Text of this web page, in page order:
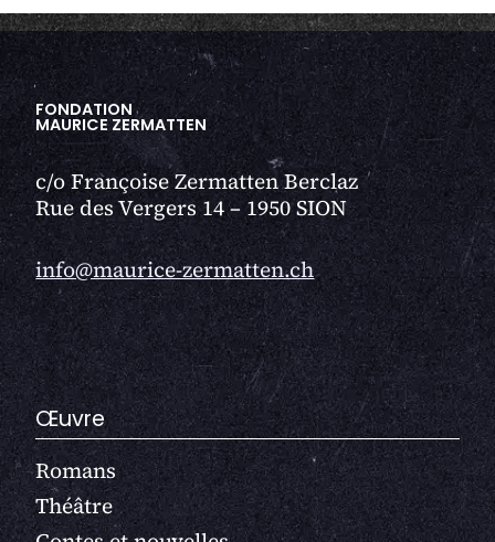
FONDATION
MAURICE ZERMATTEN
c/o Françoise Zermatten Berclaz
Rue des Vergers 14 – 1950 SION
info@maurice-zermatten.ch
Œuvre
Romans
Théâtre